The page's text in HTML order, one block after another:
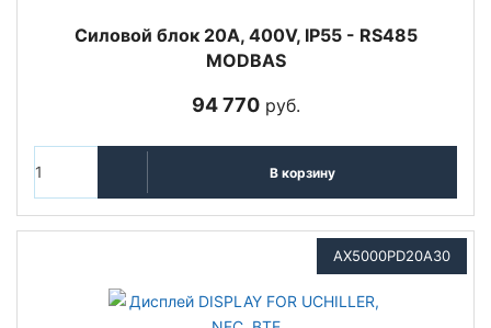
Cиловой блок 20A, 400V, IP55 - RS485
MODBAS
94 770руб.
В корзину
AX5000PD20A30